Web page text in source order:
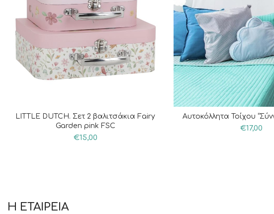
LITTLE DUTCH. Σετ 2 βαλιτσάκια Fairy
Garden pink FSC
€15,00
Αυτοκόλλητα Τοίχου
€17,00
Η ΕΤΑΙΡΕΙΑ